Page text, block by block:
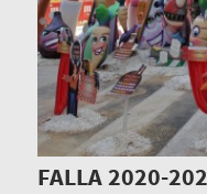
FALLA 2020-